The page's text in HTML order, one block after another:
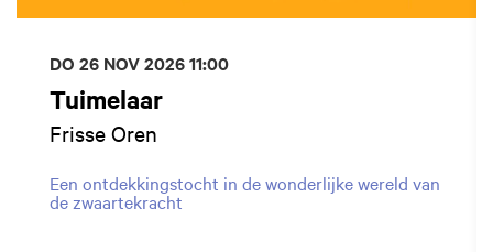
Tuimelaar
Frisse Oren
Een ontdekkingstocht in de wonderlijke wereld van
de zwaartekracht
DO 26 NOV 202611:00